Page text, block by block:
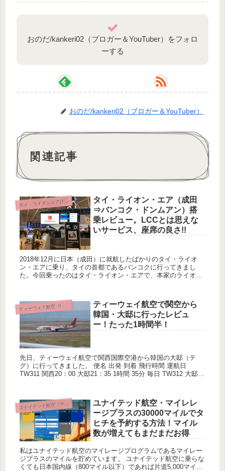
おのだ/kankeri02（ブロガー＆YouTuber）をフォロ
ーする
おのだ/kankeri02（ブロガー＆YouTuber）
関連記事
タ イ・ライオンエア(Thai Lion Air)
タイ・ライオン・エア（成田
⇒バンコク・ドンムアン）搭
乗レビュー。LCCとは思えな
いサービス、座席の良さ!!
2018年12月に日本（成田）に就航したばかりのタイ・ライオ
ン・エアに乗り、タイの首都であるバンコクに行ってきまし
た。今回乗ったのはタイ・ライオン・エアで、本家のライオン
テ
ィーウェイ航空（tway）
ティーウェイ航空で関空から
韓国・大邸に行ったレビュ
ー！たった1時間半！
先日、ティーウェイ航空で関西国際空港から韓国の大邸（テ
グ）に行ってきました。 便名 出発 到着 飛行時間 運航日
TW311 関西20：00 大邸21：35 1時間 35分 毎日 TW312 大邸
ユナイテッド航空（マイレージプラス）
ユナイテッド航空・マイレレ
ージプラスの30000マイルでタ
ヒチを予約する方法！マイル
数が増えてもまだまだお得
私はユナイテッド航空のマイレージプログラムであるマイレー
ジプラスのマイルを貯めています。 ユナイテッド航空に乗らな
くても日本国内線（800マイル以下）であれば片道5,000マイル